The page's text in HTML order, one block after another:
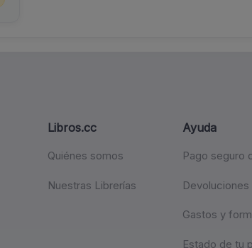
Libros.cc
Quiénes somos
Nuestras Librerías
Ayuda
Pago seguro
Devoluciones
Gastos y
Estado de tu